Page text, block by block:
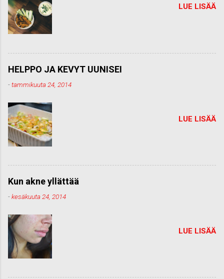
LUE LISÄÄ
HELPPO JA KEVYT UUNISEI
-tammikuuta 24, 2014
LUE LISÄÄ
Kun akne yllättää
-kesäkuuta 24, 2014
LUE LISÄÄ